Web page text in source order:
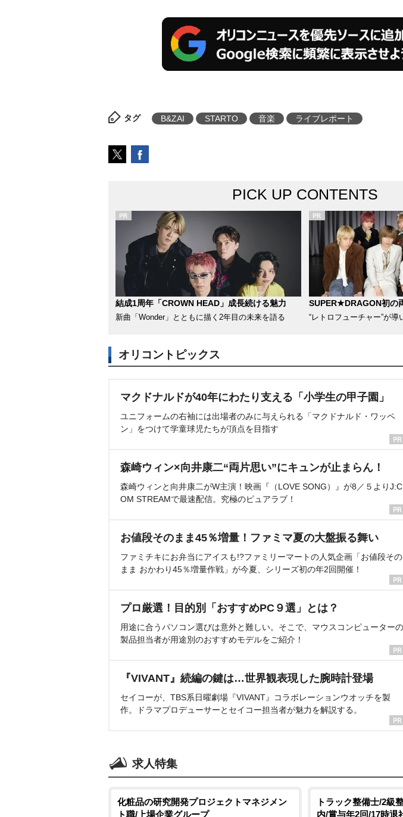
タグ B&ZAI STARTO 音楽 ライブレポート
PICK UP CONTENTS
結成1周年「CROWN HEAD」成長続ける魅力
新曲「Wonder」とともに描く2年目の未来を語る
SUPER★DRAGON初の
“レトロフューチャー”が導
オリコントピックス
マクドナルドが40年にわたり支える「小学生の甲子園」
ユニフォームの右袖には出場者のみに与えられる「マクドナルド・ワッペ
ン」をつけて学童球児たちが頂点を目指す
森崎ウィン×向井康二“両片思い”にキュンが止まらん！
森崎ウィンと向井康二がW主演！映画『（LOVE SONG）』が8／５よりJ:C
OM STREAMで最速配信。究極のピュアラブ！
お値段そのまま45％増量！ファミマ夏の大盤振る舞い
ファミチキにお弁当にアイスも!?ファミリーマートの人気企画「お値段その
まま おかわり45％増量作戦」が今夏、シリーズ初の年2回開催！
プロ厳選！目的別「おすすめPC９選」とは？
用途に合うパソコン選びは意外と難しい。そこで、マウスコンピューターの
製品担当者が用途別のおすすめモデルをご紹介！
『VIVANT』続編の鍵は…世界観表現した腕時計登場
セイコーが、TBS系日曜劇場『VIVANT』コラボレーションウオッチを製
作。ドラマプロデューサーとセイコー担当者が魅力を解説する。
求人特集
化粧品の研究開発プロジェクトマネジメン
ト職/上場企業グループ
トラック整備士/2級
内/賞与年2回/17時退